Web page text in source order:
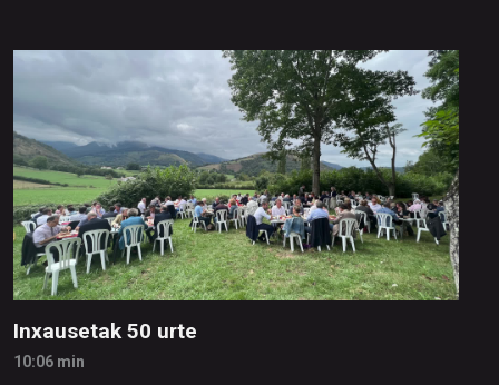
Inxausetak 50 urte
10:06 min